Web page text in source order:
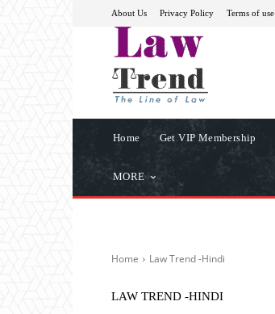
About Us Privacy Policy Terms of use
Home Get VIP Membership
MORE
Home Law Trend -Hindi
LAW TREND -HINDI